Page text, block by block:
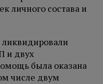
личного состава и
ликвидировали
и двух
была оказана
числе двум